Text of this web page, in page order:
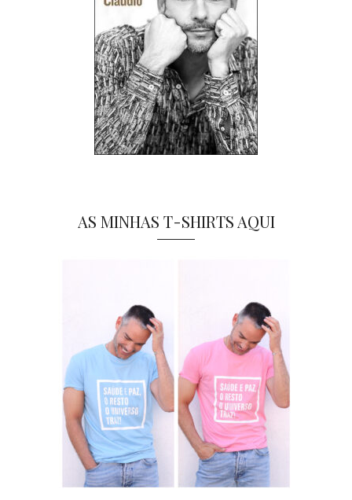
AS MINHAS T-SHIRTS AQUI